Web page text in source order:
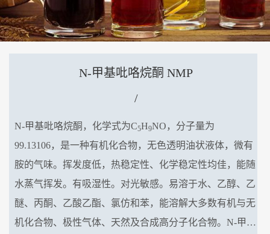
N-甲基吡咯烷酮 NMP
/
N-甲基吡咯烷酮，化学式为C5H9NO，分子量为
99.13106，是一种有机化合物，无色透明油状液体，微有
胺的气味。挥发度低，热稳定性、化学稳定性均佳，能随
水蒸气挥发。有吸湿性。对光敏感。易溶于水、乙醇、乙
醚、丙酮、乙酸乙酯、氯仿和苯，能溶解大多数有机与无
机化合物、极性气体、天然及合成高分子化合物。N-甲基